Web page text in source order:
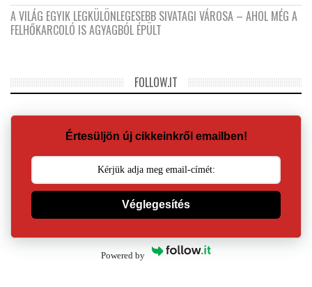
A VILÁG EGYIK LEGKÜLÖNLEGESEBB SIVATAGI VÁROSA – AHOL MÉG A
FELHŐKARCOLÓ IS AGYAGBÓL ÉPÜLT
FOLLOW.IT
Értesüljön új cikkeinkről emailben!
Véglegesítés
Powered by